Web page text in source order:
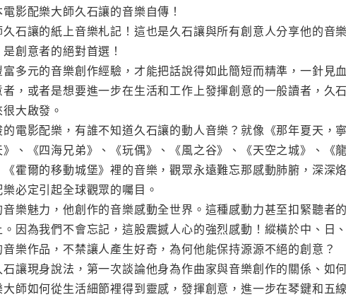
影配樂大師久石讓的音樂自傳！
石讓的紙上音樂札記！這也是久石讓與所有創意人分享他的音
創意者的絕對首選！
多元的音樂創作經驗，才能把話說得如此簡短而精準，一針見
，或者是想要進一步在生活和工作上發揮創意的一般讀者，久
大啟發。
電影配樂，有誰不知道久石讓的動人音樂？就像《那年夏天，
、《四海兄弟》、《玩偶》、《風之谷》、《天空之城》、《
霍爾的移動城堡》裡的音樂，觀眾永遠難忘那感動肺腑，深深
必定引起全球觀眾的囑目。
樂魅力，他創作的音樂感動全世界。這種感動力甚至扣緊聽者
因為我們不會忘記，這股震撼人心的強烈感動！縱橫於中、日
樂作品，不禁讓人產生好奇，為何他能保持源源不絕的創意？
讓現身說法，第一次談論他身為作曲家與音樂創作的關係、如
師如何從生活細節裡得到靈感，發揮創意，進一步在琴鍵和五